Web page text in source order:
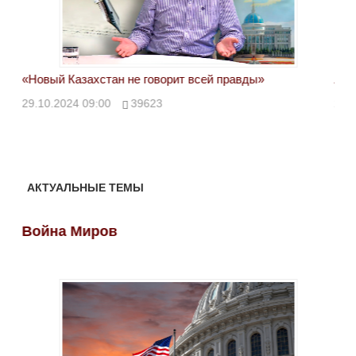
«Новый Казахстан не говорит всей правды»
29.10.2024 09:00 39623
АКТУАЛЬНЫЕ ТЕМЫ
Война Миров